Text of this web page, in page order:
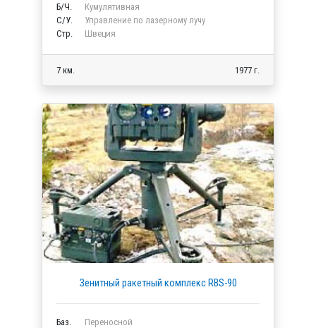
Б/Ч.
Кумулятивная
C/У.
Управление по лазерному лучу
Стр.
Швеция
7 км. 1977 г.
Зенитный ракетный комплекс RBS-90
Баз.
Переносной